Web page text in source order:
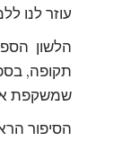
עוזר לנו
הלשון
תקופה,
שמשקפת
הסיפור